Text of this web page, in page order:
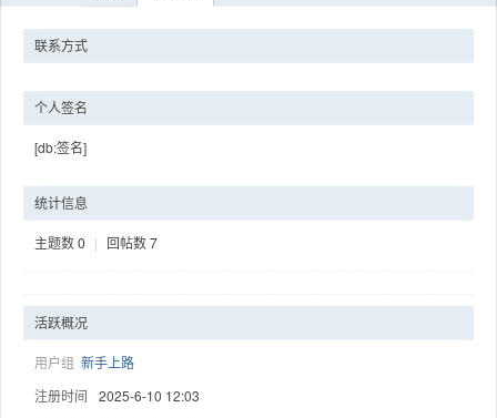
联系方式
个人签名
[db:签名]
统计信息
主题数0 | 回帖数7
活跃概况
用户组 新手上路
注册时间
2025-6-10 12:03